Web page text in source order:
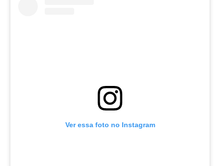
Ver essa foto no Instagram